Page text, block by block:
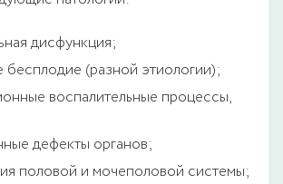
дисфункция;
бесплодие (разной этиологии);
воспалительные процессы,
дефекты органов;
половой и мочеполовой системы;